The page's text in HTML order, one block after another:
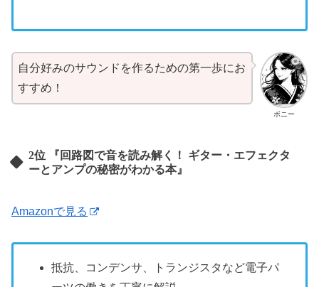
ボニー
自分好みのサウンドを作るための第一歩にお
すすめ！
2位 『回路図で音を読み解く！ ギター・エフェクタ
ーとアンプの秘密がわかる本』
Amazonで見る
抵抗、コンデンサ、トランジスタなど電子パ